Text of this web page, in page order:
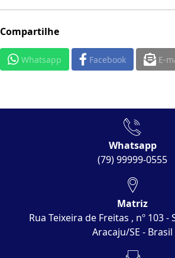
Compartilhe
Whatsapp Facebook E-
Whatsapp
(79) 99999-0555
Matriz
Rua Teixeira de Freitas , nº 103 -
Aracaju/SE - Brasil